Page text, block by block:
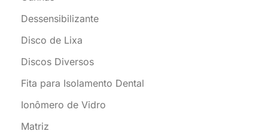
Dessensibilizante
Disco de Lixa
Discos Diversos
Fita para Isolamento Dental
Ionômero de Vidro
Matriz